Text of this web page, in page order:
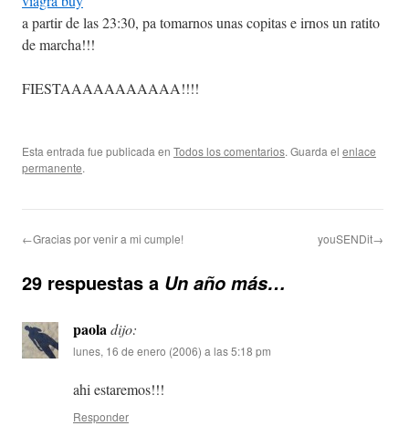
a partir de las 23:30, pa tomarnos unas copitas e irnos un ratito
de marcha!!!
FIESTAAAAAAAAAAA!!!!
Esta entrada fue publicada en Todos los comentarios. Guarda el enlace
permanente.
←Gracias por venir a mi cumple! youSENDit→
29 respuestas a Un año más…
paoladijo:
lunes, 16 de enero (2006) a las 5:18 pm
ahi estaremos!!!
Responder